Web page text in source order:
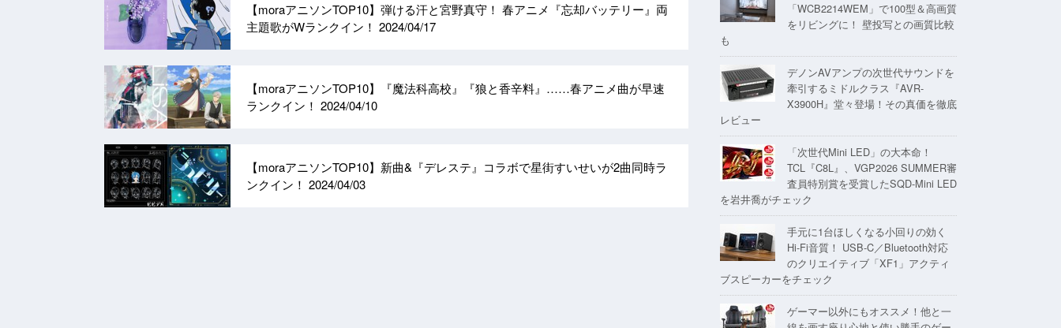
【moraアニソンTOP10】弾ける汗と宮野真守！ 春アニメ『忘却バッテリー』両
主題歌がWランクイン！ 2024/04/17
【moraアニソンTOP10】『魔法科高校』『狼と香辛料』……春アニメ曲が早速
ランクイン！ 2024/04/10
【moraアニソンTOP10】新曲&『デレステ』コラボで星街すいせいが2曲同時ラ
ンクイン！ 2024/04/03
「WCB2214WEM」で100型＆高画質
をリビングに！ 壁投写との画質比較
も
デノンAVアンプの次世代サウンドを
牽引するミドルクラス『AVR-
X3900H』堂々登場！その真価を徹底
レビュー
「次世代Mini LED」の大本命！
TCL『C8L』、VGP2026 SUMMER審
査員特別賞を受賞したSQD-Mini LED
を岩井喬がチェック
手元に1台ほしくなる小回りの効く
Hi-Fi音質！ USB-C／Bluetooth対応
のクリエイティブ「XF1」アクティ
ブスピーカーをチェック
ゲーマー以外にもオススメ！他と一